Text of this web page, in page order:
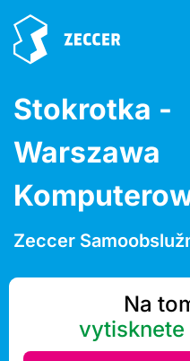
Stokrotka -
Warszawa
Zeccer
Na
vytisknete